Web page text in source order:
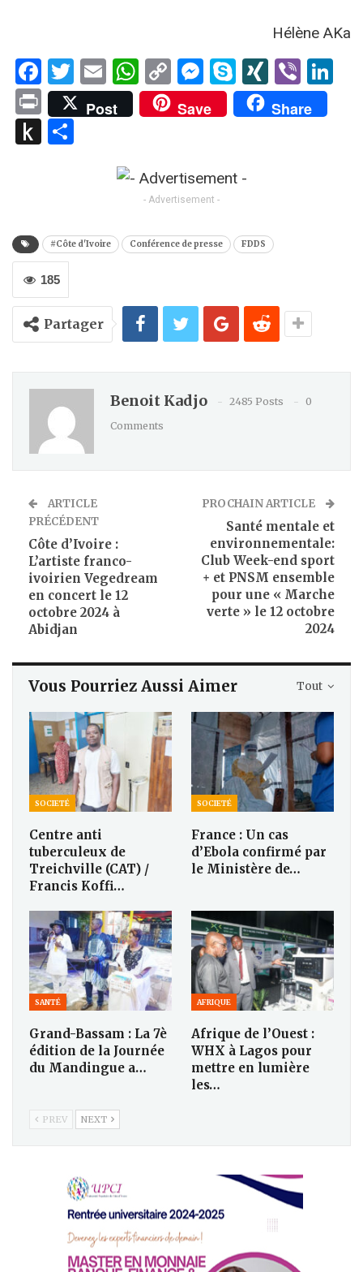
Hélène AKa
Facebook
Twitter
EmailWhatsApp
Copy
Link
Messenger
SkypeXING
Viber
PrintPost Save Share
Push
- Advertisement -
#Côte d'Ivoire Conférence de presse FDDS
185
Partager
Benoit Kadjo 2485 Posts
0
Comments
ARTICLE
PRÉCÉDENT
Côte d’Ivoire :
L’artiste franco-
ivoirien Vegedream
en concert le 12
octobre 2024 à
Abidjan
PROCHAIN ARTICLE
Santé mentale et
environnementale:
Club Week-end sport
+ et PNSM ensemble
pour une « Marche
verte » le 12 octobre
2024
Tout
Vous Pourriez Aussi Aimer
SOCIETÉ
Centre anti
tuberculeux de
Treichville (CAT) /
Francis Koffi…
SOCIETÉ
France : Un cas
d’Ebola confirmé par
le Ministère de…
SANTÉ
Grand-Bassam : La 7è
édition de la Journée
du Mandingue a…
AFRIQUE
Afrique de l’Ouest :
WHX à Lagos pour
mettre en lumière
les…
PREV NEXT